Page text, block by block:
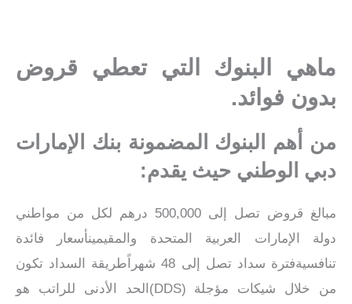
ماهي البنوك التي تعطي قروض
بدون فوائد.
من أهم البنوك المضمونة بنك الإمارات
دبي الوطني حيث يقدم:
مبالغ قروض تصل إلى 500,000 درهم لكل من مواطني
دولة الإمارات العربية المتحدة والمقيمينأسعار فائدة
تنافسيةفترة سداد تصل إلى 48 شهراًطريقة السداد تكون
من خلال شيكات مؤجلة (DDS)الحد الأدنى للراتب هو